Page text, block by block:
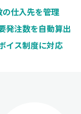
仕入先を管理
発注数を自動算出
イス制度に対応